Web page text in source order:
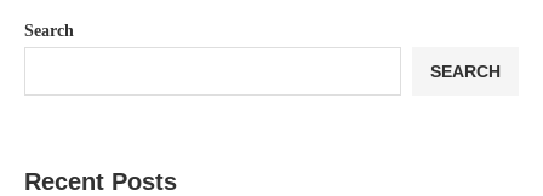
Search
SEARCH
Recent Posts